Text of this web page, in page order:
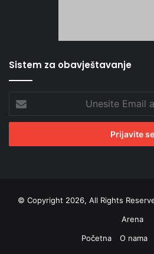
Sistem za obavještavanje
Email
adresu
© Copyright 2026, All Rights
Arena
Početna
O nama